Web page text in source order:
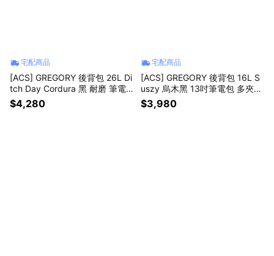
宅配商品
[ACS] GREGORY 後背包 26L Di
tch Day Cordura 黑 耐磨 筆電
包 書包 1556970440
$4,280
宅配商品
[ACS] GREGORY 後背包 16L S
uszy 烏木黑 13吋筆電包 多夾層
書包 水瓶側袋 1539771318
$3,980